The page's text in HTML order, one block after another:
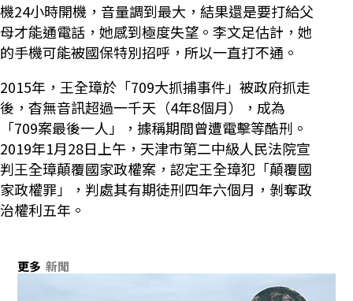
機24小時開機，音量調到最大，結果還是要打給父
母才能通電話，她感到極度失望。李文足估計，她
的手機可能被國保特別招呼，所以一直打不通。
2015年，王全璋於「709大抓捕事件」被政府抓走
後，杳無音訊超過一千天（4年8個月），成為
「709案最後一人」，據稱期間曾遭電擊等酷刑。
2019年1月28日上午，天津市第二中級人民法院宣
判王全璋顛覆國家政權案，認定王全璋犯「顛覆國
家政權罪」，判處其有期徒刑四年六個月，剝奪政
治權利五年。
更多 新聞